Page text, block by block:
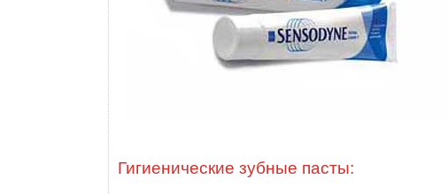
Гигиенические зубные пасты: